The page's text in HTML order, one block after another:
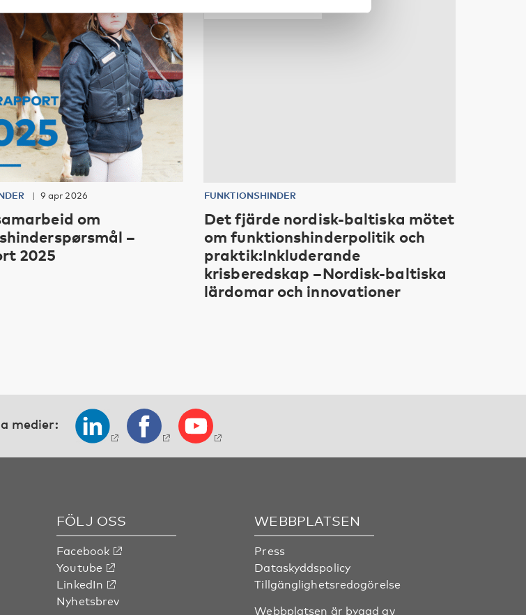
9 apr 2026
om
–
2025
FUNKTIONSHINDER
Det fjärde nordisk-baltiska mötet
om funktionshinderpolitik och
praktik:Inkluderande
krisberedskap –Nordisk-baltiska
lärdomar och innovationer
medier:
FÖLJ OSS
Facebook
Youtube
LinkedIn
Nyhetsbrev
WEBBPLATSEN
Press
Dataskyddspolicy
Tillgänglighetsredogörelse
Webbplatsen är byggd av